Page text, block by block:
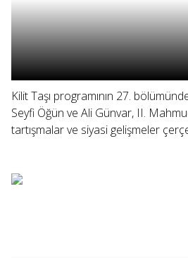
Kilit Taşı programının 27.
Seyfi Öğün ve Ali Günvar, II.
tartışmalar ve siyasi gelişmeler